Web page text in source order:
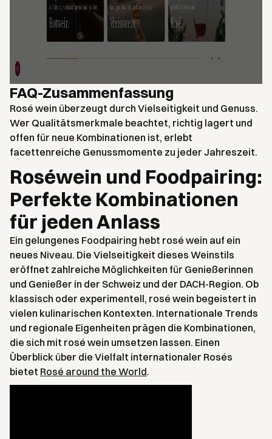
FAQ-Zusammenfassung
Rosé wein überzeugt durch Vielseitigkeit und Genuss.
Wer Qualitätsmerkmale beachtet, richtig lagert und
offen für neue Kombinationen ist, erlebt
facettenreiche Genussmomente zu jeder Jahreszeit.
Roséwein und Foodpairing:
Perfekte Kombinationen
für jeden Anlass
Ein gelungenes Foodpairing hebt rosé wein auf ein
neues Niveau. Die Vielseitigkeit dieses Weinstils
eröffnet zahlreiche Möglichkeiten für Genießerinnen
und Genießer in der Schweiz und der DACH-Region. Ob
klassisch oder experimentell, rosé wein begeistert in
vielen kulinarischen Kontexten. Internationale Trends
und regionale Eigenheiten prägen die Kombinationen,
die sich mit rosé wein umsetzen lassen. Einen
Überblick über die Vielfalt internationaler Rosés
bietet Rosé around the World.